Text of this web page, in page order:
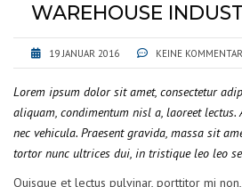
WAREHOUSE
19 JANUAR 2016 KEINE
Lorem ipsum dolor sit amet, consectetur
aliquam, condimentum nisl a, laoreet
nec vehicula. Praesent gravida, massa sit
tortor nunc ultrices dui, in tristique leo leo
Quisque et lectus pulvinar, porttitor mi